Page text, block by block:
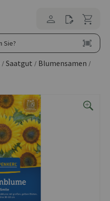
/ Saatgut / Blumensamen /